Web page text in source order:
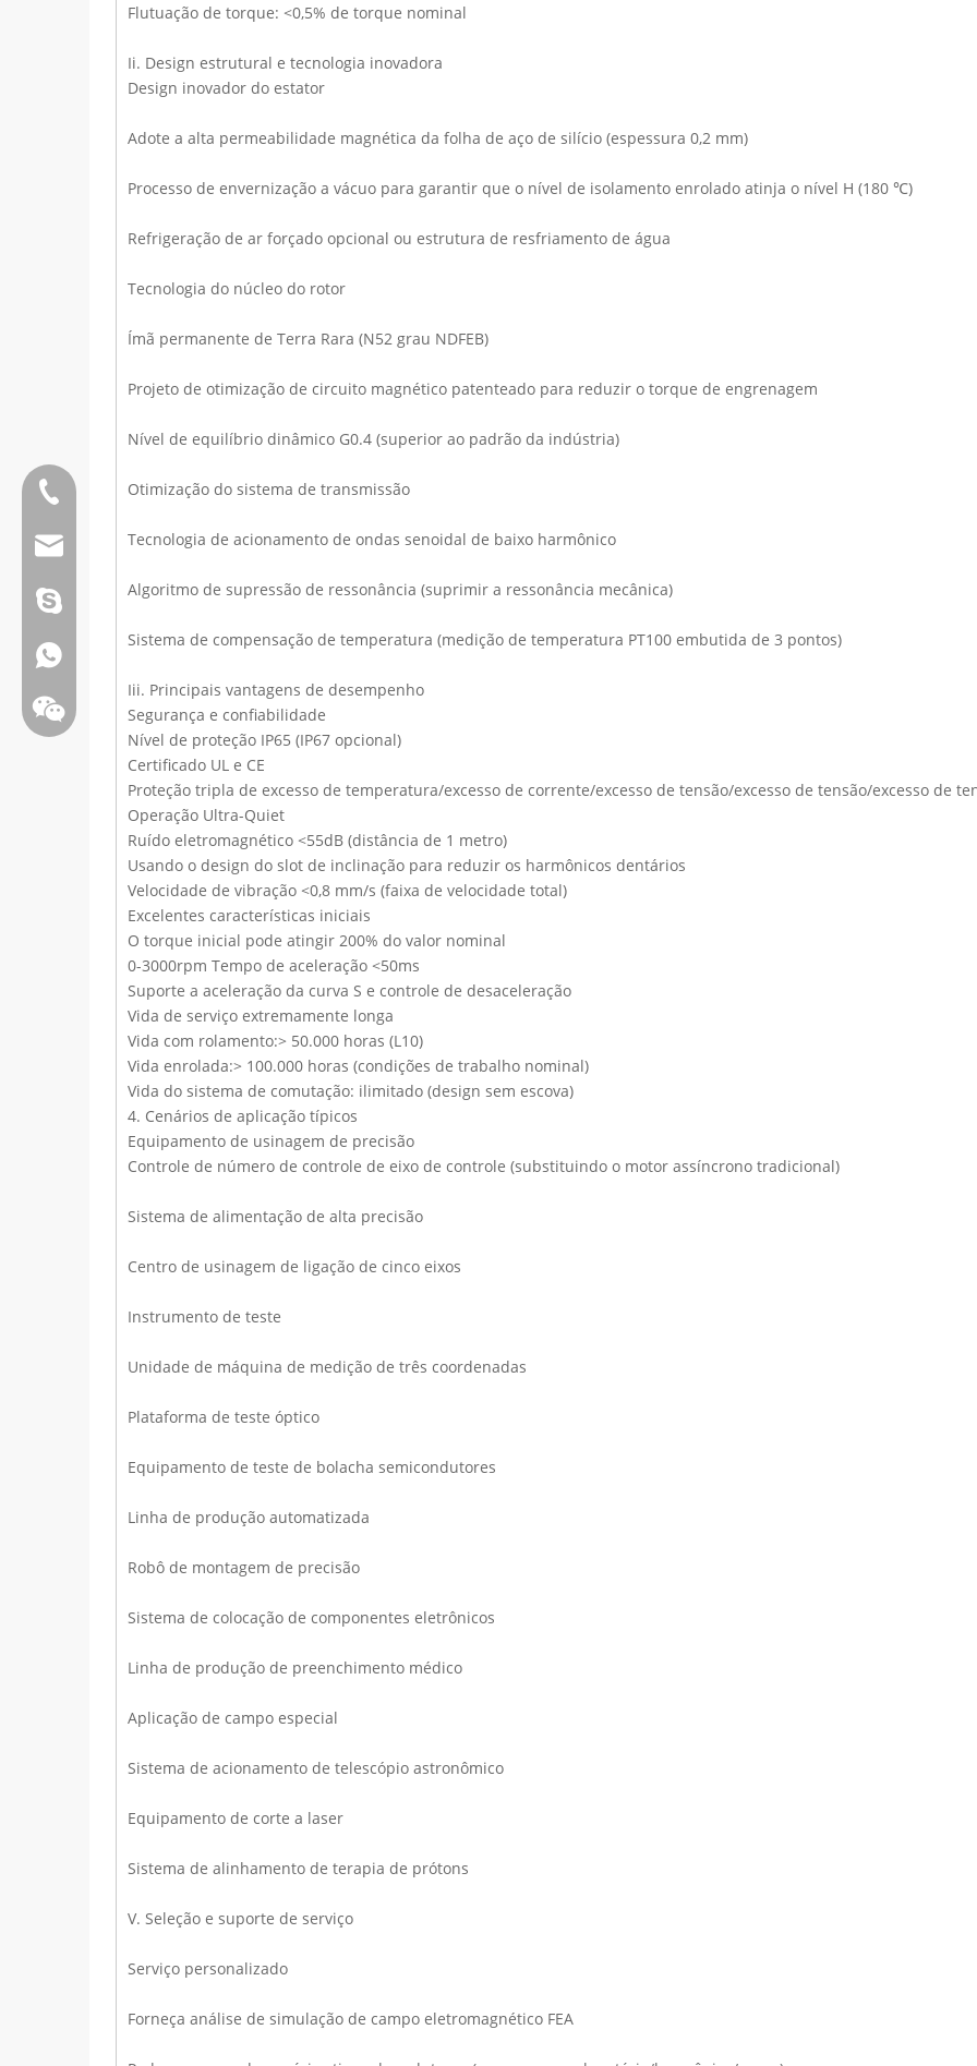
Flutuação de torque: <0,5% de torque nominal
Ii. Design estrutural e tecnologia inovadora
Design inovador do estator
Adote a alta permeabilidade magnética da folha de aço de silício (espessura 0,2 mm)
Processo de envernização a vácuo para garantir que o nível de isolamento enrolado atinja o nível H (180 ℃)
Refrigeração de ar forçado opcional ou estrutura de resfriamento de água
Tecnologia do núcleo do rotor
Ímã permanente de Terra Rara (N52 grau NDFEB)
Projeto de otimização de circuito magnético patenteado para reduzir o torque de engrenagem
Nível de equilíbrio dinâmico G0.4 (superior ao padrão da indústria)
Otimização do sistema de transmissão
Tecnologia de acionamento de ondas senoidal de baixo harmônico
Algoritmo de supressão de ressonância (suprimir a ressonância mecânica)
Sistema de compensação de temperatura (medição de temperatura PT100 embutida de 3 pontos)
Iii. Principais vantagens de desempenho
Segurança e confiabilidade
Nível de proteção IP65 (IP67 opcional)
Certificado UL e CE
Proteção tripla de excesso de temperatura/excesso de corrente/excesso de tensão/excesso de tensão/excesso de
Operação Ultra-Quiet
Ruído eletromagnético <55dB (distância de 1 metro)
Usando o design do slot de inclinação para reduzir os harmônicos dentários
Velocidade de vibração <0,8 mm/s (faixa de velocidade total)
Excelentes características iniciais
O torque inicial pode atingir 200% do valor nominal
0-3000rpm Tempo de aceleração <50ms
Suporte a aceleração da curva S e controle de desaceleração
Vida de serviço extremamente longa
Vida com rolamento:> 50.000 horas (L10)
Vida enrolada:> 100.000 horas (condições de trabalho nominal)
Vida do sistema de comutação: ilimitado (design sem escova)
4. Cenários de aplicação típicos
Equipamento de usinagem de precisão
Controle de número de controle de eixo de controle (substituindo o motor assíncrono tradicional)
Sistema de alimentação de alta precisão
Centro de usinagem de ligação de cinco eixos
Instrumento de teste
Unidade de máquina de medição de três coordenadas
Plataforma de teste óptico
Equipamento de teste de bolacha semicondutores
Linha de produção automatizada
Robô de montagem de precisão
Sistema de colocação de componentes eletrônicos
Linha de produção de preenchimento médico
Aplicação de campo especial
Sistema de acionamento de telescópio astronômico
Equipamento de corte a laser
Sistema de alinhamento de terapia de prótons
V. Seleção e suporte de serviço
Serviço personalizado
Forneça análise de simulação de campo eletromagnético FEA
Tel:0086 13808637315
E-mail:james@hkritscher.com
E-mail:admin@hkritscher.com
Skype: whzggm
Whatsapp:+86 13808637315
Bate-papo: weiyu287